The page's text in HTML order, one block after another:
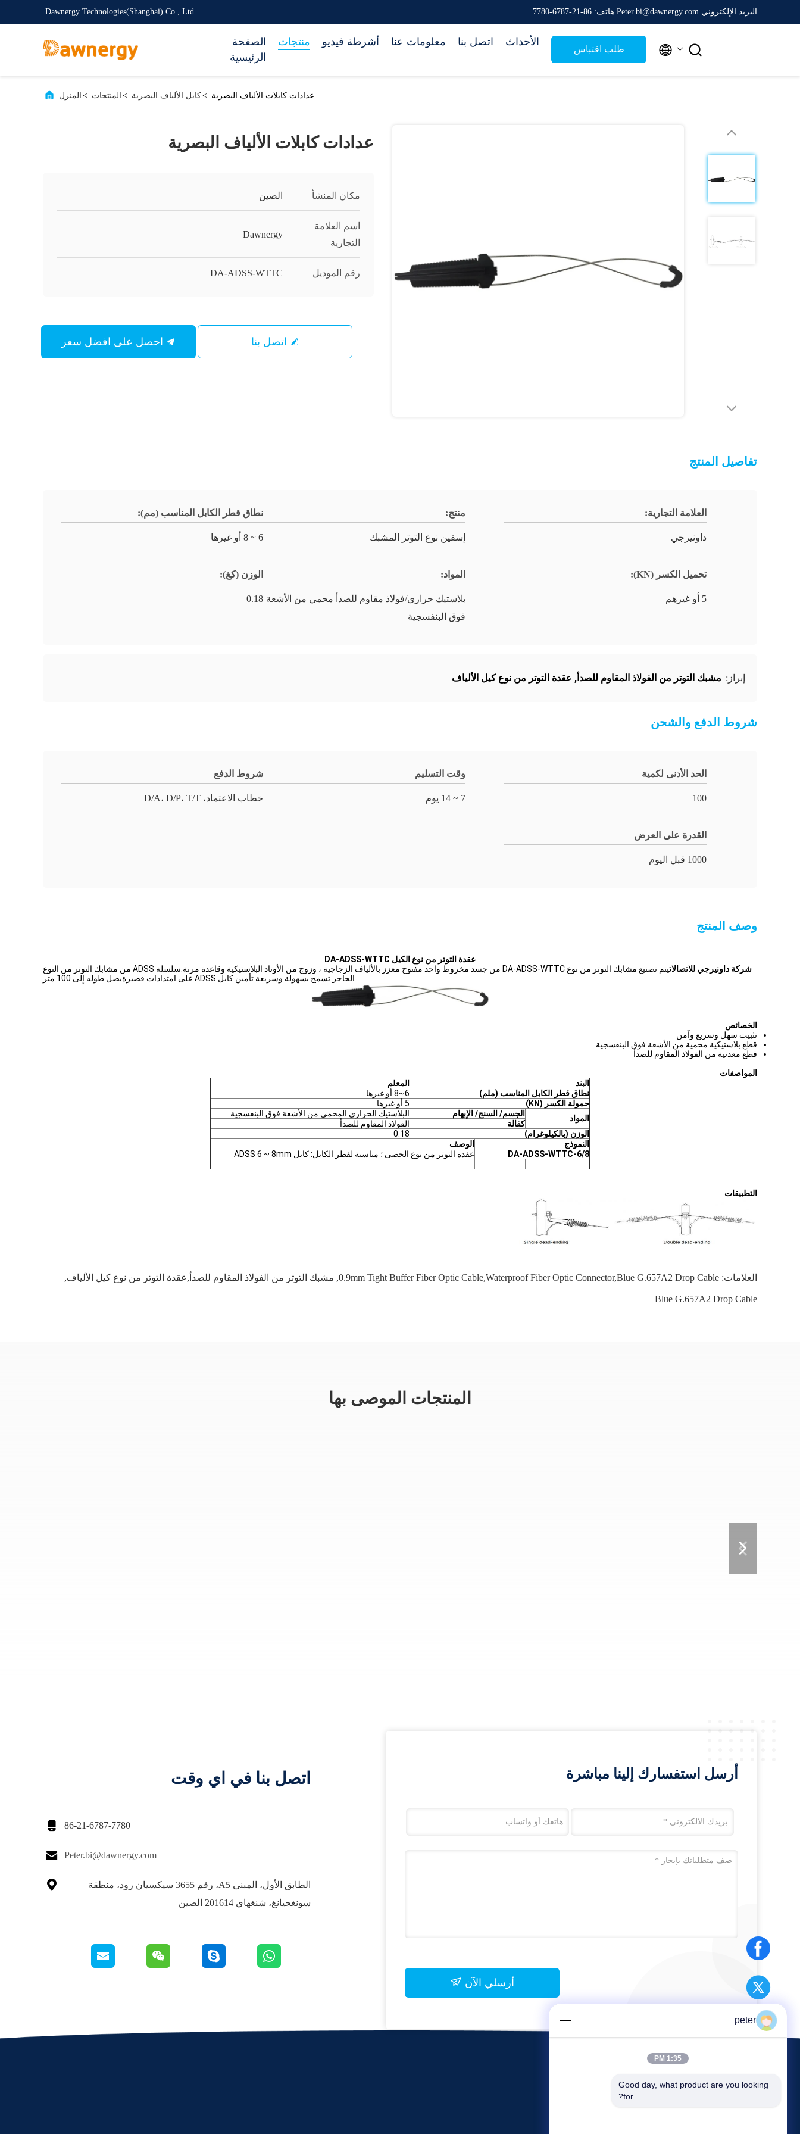
Dawnergy Technologies(Shanghai) Co., Ltd. البريد الإلكتروني Peter.bi@dawnergy.com هاتف: 86-21-6787-7780
الصفحة
الرئيسية
منتجات أشرطة فيديو معلومات عنا اتصل بنا الأحداث
طلب اقتباس  
المنزل > المنتجات > كابل الألياف البصرية> عدادات كابلات الألياف البصرية
عدادات كابلات الألياف البصرية
مكان المنشأ الصين
اسم العلامة
التجارية
Dawnergy
رقم الموديل DA-ADSS-WTTC
اتصل بنا
تفاصيل المنتج
العلامة التجارية:
داونيرجي
منتج:
إسفين نوع التوتر المشبك
نطاق قطر الكابل المناسب (مم):
6 ~ 8 أو غيرها
تحميل الكسر (KN):
5 أو غيرهم
المواد:
بلاستيك حراري/فولاذ مقاوم للصدأ محمي من الأشعة
فوق البنفسجية
الوزن (كغ):
0.18
إبراز: مشبك التوتر من الفولاذ المقاوم للصدأ, عقدة التوتر من نوع كيل الألياف
شروط الدفع والشحن
الحد الأدنى لكمية
100
وقت التسليم
7 ~ 14 يوم
شروط الدفع
خطاب الاعتماد، D/A، D/P، T/T
القدرة على العرض
1000 قبل اليوم
وصف المنتج
عقدة التوتر من نوع الكيل DA-ADSS-WTTC
شركة داونيرجي للاتصالات
يتم تصنيع مشابك التوتر من نوع DA-ADSS-WTTC من جسد مخروط واحد مفتوح معزز بالألياف الزجاجية ، وزوج من الأوتاد البلاستيكية وقاعدة مرنة.سلسلة ADSS من مشابك التوتر من النوع
الحاجز تسمح بسهولة وسريعة تأمين كابل ADSS على امتدادات قصيرةيصل طوله إلى 100 متر
الخصائص
تثبيت سهل وسريع وآمن
قطع بلاستيكية محمية من الأشعة فوق البنفسجية
قطع معدنية من الفولاذ المقاوم للصدأ
المواصفات
البند
المعلم
نطاق قطر الكابل المناسب (ملم)
6~8 أو غيرها
حمولة الكسر (KN)
5 أو غيرها
المواد
الجسم/ السنج/ الإبهام
البلاستيك الحراري المحمي من الأشعة فوق البنفسجية
كفالة
الفولاذ المقاوم للصدأ
الوزن (بالكيلوغرام)
0.18
النموذج
الوصف
DA-ADSS-WTTC-6/8
عقدة التوتر من نوع الحصى ؛ مناسبة لقطر الكابل: كابل ADSS 6 ~ 8mm
التطبيقات
العلامات: 0.9mm Tight Buffer Fiber Optic Cable,waterproof Fiber Optic Connector,blue G.657A2 Drop Cable
, مشبك التوتر من الفولاذ المقاوم للصدأ,عقدة التوتر من نوع كيل الألياف,
Blue G.657A2 Drop Cable
المنتجات الموصى بها
اتصل بنا في اي وقت
 86-21-6787-7780
 Peter.bi@dawnergy.com

الطابق الأول، المبنى A5، رقم 3655 سيكسيان رود، منطقة
سونغجيانغ، شنغهاي 201614 الصين
أرسل استفسارك إلينا مباشرة
أرسلي الآن
peter
1:35 PM
Good day, what product are you looking
for?